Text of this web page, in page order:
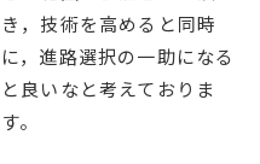
き，技術を高めると同時
に，進路選択の一助になる
と良いなと考えておりま
す。